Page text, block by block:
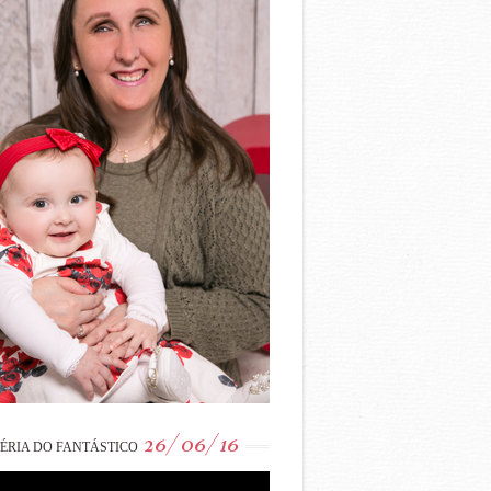
DO FANTÁSTICO 26/06/16